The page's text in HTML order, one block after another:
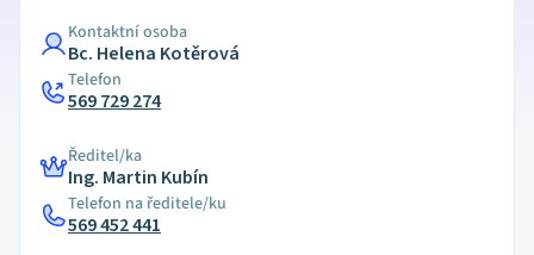
Kontaktní osoba
Bc. Helena Kotěrová
Telefon
569 729 274
Ředitel/ka
Ing. Martin Kubín
Telefon na ředitele/ku
569 452 441